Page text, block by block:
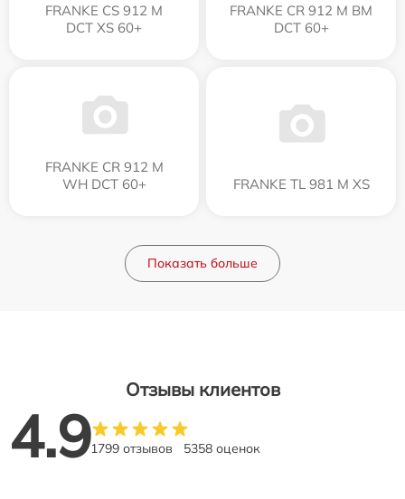
FRANKE CS 912 M
DCT XS 60+
FRANKE CR 912 M BM
DCT 60+
FRANKE CR 912 M
WH DCT 60+
FRANKE TL 981 M XS
Показать больше
Отзывы клиентов
4.91799 отзывов 5358 оценок